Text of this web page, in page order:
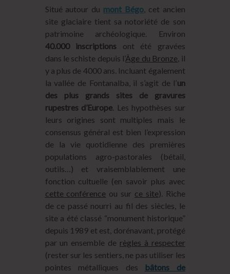
Situé autour du mont Bégo, cet ancien
site glaciaire tient sa notoriété de son
patrimoine archéologique. Environ
40.000 inscriptions ont été gravées
dans le schiste depuis l’Âge du Bronze , il
y a plus de 4000 ans. Incluant également
la vallée de Fontanalba, il s’agit de l’un
des plus grands sites de gravures
rupestres d’Europe. Les hypothèses sur
leurs origines sont multiples mais le
consensus général est bien l’expression
de la vie quotidienne des premières
populations agro-pastorales (bétail,
outils…) et vraisemblablement une
fonction cultuelle (en savoir plus avec
cette conférence ou sur ce site). Riche
de ce passé nourri au fil des siècles, le
site a été classé “monument historique”
depuis 1989 et est, dorénavant, protégé
par un ensemble de règles à respecter
(rester sur les sentiers, ne pas utiliser les
pointes métalliques des
bâtons de